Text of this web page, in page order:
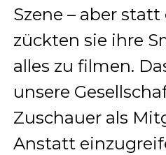
Szene – aber
zückten sie ihre
alles zu filmen.
unsere
Zuschauer als
Anstatt